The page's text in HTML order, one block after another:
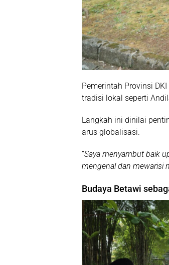
Pemerintah Provinsi
tradisi lokal seperti
Langkah ini dinilai
arus globalisasi.
“Saya menyambut baik
mengenal dan mewarisi
Budaya Betawi